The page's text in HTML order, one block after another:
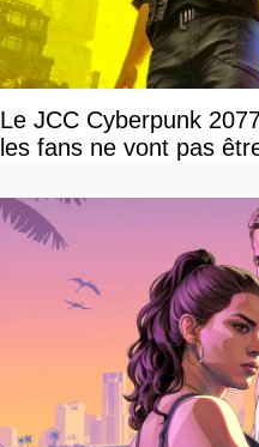
Le JCC Cyberpunk
les fans ne vont pas